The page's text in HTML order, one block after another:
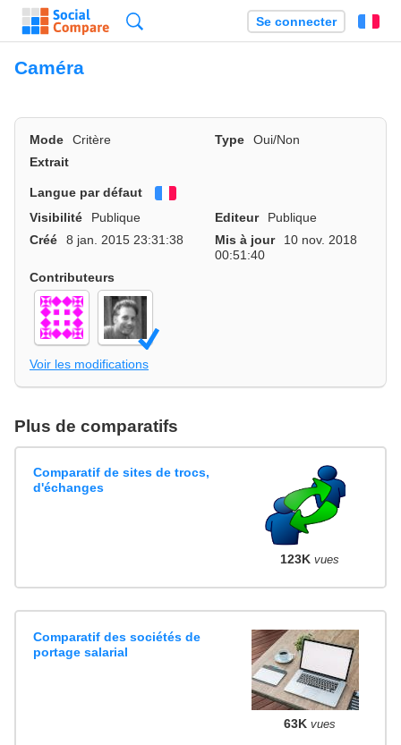
Se connecter
Caméra
Mode Critère Type
Oui/Non
Extrait
Langue par défaut
Visibilité
Publique Editeur
Publique
Créé
8 jan. 2015 23:31:38 Mis à jour
10 nov. 2018
00:51:40
Contributeurs
Voir les modifications
Plus de comparatifs
Comparatif de sites de trocs,
d'échanges
123K vues
Comparatif des sociétés de
portage salarial
63K vues